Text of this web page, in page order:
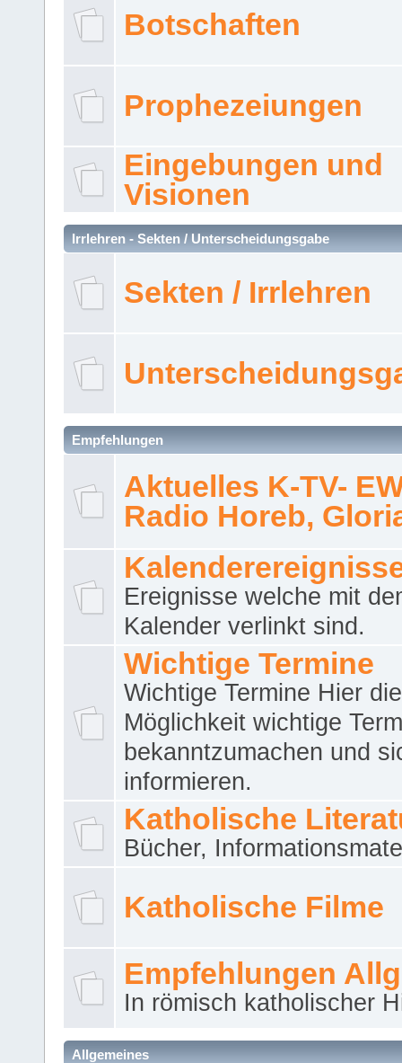
Botschaften
Prophezeiungen
Eingebungen und
Visionen
Irrlehren - Sekten / Unterscheidungsgabe
Sekten / Irrlehren
Empfehlungen
Aktuelles K-TV-
Radio Horeb,
Ereignisse welche mit
Kalender verlinkt sind.
Wichtige Termine
Wichtige Termine Hier die
Möglichkeit wichtige
bekanntzumachen und
informieren.
Katholische
Bücher,
Katholische Filme
Empfehlungen
In römisch katholischer
Allgemeines